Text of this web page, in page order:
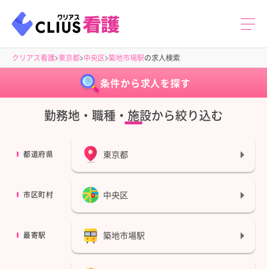
クリアス看護 東京都 中央区 築地市場駅の求人検索
条件から求人を探す
勤務地・職種・施設から絞り込む
都道府県 東京都
市区町村 中央区
最寄駅 築地市場駅